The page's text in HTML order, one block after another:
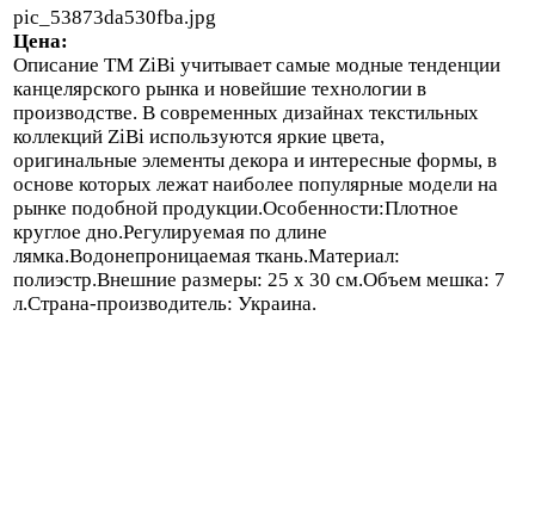
pic_53873da530fba.jpg
Цена:
Описание ТМ ZiBi учитывает самые модные тенденции
канцелярского рынка и новейшие технологии в
производстве. В современных дизайнах текстильных
коллекций ZiBi используются яркие цвета,
оригинальные элементы декора и интересные формы, в
основе которых лежат наиболее популярные модели на
рынке подобной продукции.Особенности:Плотное
круглое дно.Регулируемая по длине
лямка.Водонепроницаемая ткань.Материал:
полиэстр.Внешние размеры: 25 х 30 см.Объем мешка: 7
л.Страна-производитель: Украина.